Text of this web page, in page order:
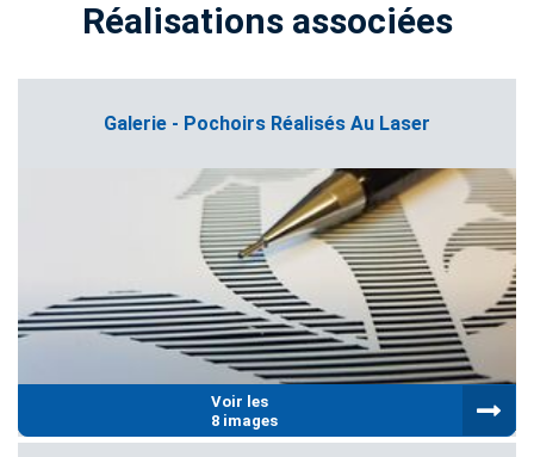
Réalisations associées
Galerie - Pochoirs Réalisés Au Laser
Voir les
8 images